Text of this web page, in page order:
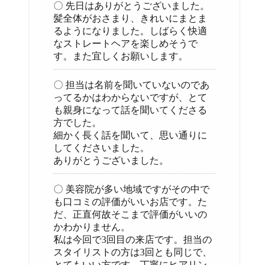
〇 先日はありがとうございました。
髪全体がおさまり、きれいにまとま
るようになりました。しばらく快適
なストレートヘアを楽しめそうで
す。また宜しくお願いします。
〇 担当は名前を聞いていないのであ
ってるかはわからないですが、とて
も親身になって話を聞いてくださる
方でした。
細かく長く話を聞いて、思い通りに
してくださいました。
ありがとうございました。
〇 美容院が多い地域ですがその中で
も口コミの評価がいいお店です。た
だ、正直何故そこまで評価がいいの
かわかりません。
私は今回で3回目の来店です。担当の
スタイリストの方は3回とも同じで、